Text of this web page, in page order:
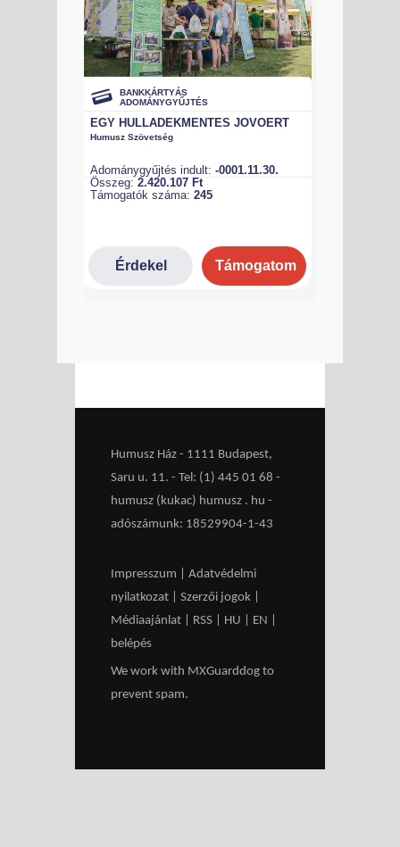
Humusz Ház - 1111 Budapest,
Saru u. 11. - Tel: (1) 445 01 68 -
humusz (kukac) humusz . hu -
adószámunk: 18529904-1-43
Impresszum
Adatvédelmi
nyilatkozat
Szerzői jogok
Médiaajánlat
RSS HU EN
belépés
We work with MXGuarddog to
prevent spam.